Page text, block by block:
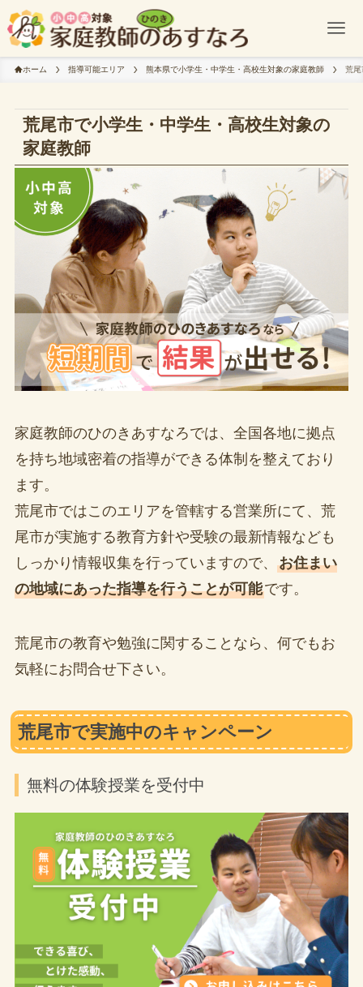
ホーム 指導可能エリア 熊本県で小学生・中学生・高校生対象の家庭教師 荒尾
荒尾市で小学生・中学生・高校生対象の
家庭教師
家庭教師のひのきあすなろでは、全国各地に拠点
を持ち地域密着の指導ができる体制を整えており
ます。
荒尾市ではこのエリアを管轄する営業所にて、荒
尾市が実施する教育方針や受験の最新情報なども
しっかり情報収集を行っていますので、 お住まい
の地域にあった指導を行うことが可能です。
荒尾市の教育や勉強に関することなら、何でもお
気軽にお問合せ下さい。
荒尾市で実施中のキャンペーン
無料の体験授業を受付中